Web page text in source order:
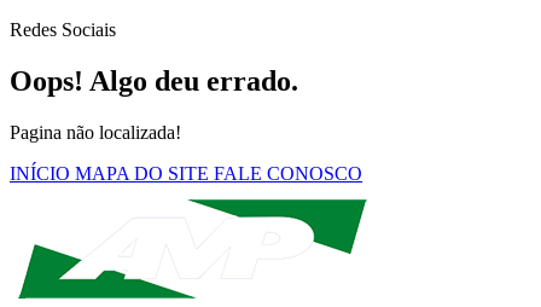
Redes Sociais
Oops! Algo deu errado.
Pagina não localizada!
INÍCIO MAPA DO SITE FALE CONOSCO